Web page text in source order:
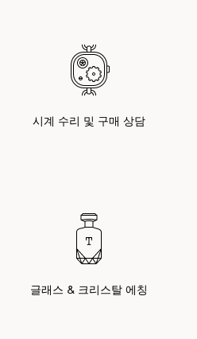
시계 수리 및 구매 상담
글래스 & 크리스탈 에칭